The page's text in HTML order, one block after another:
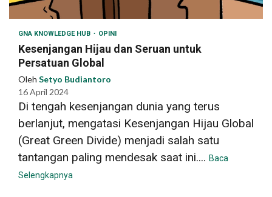
GNA KNOWLEDGE HUB OPINI
Kesenjangan Hijau dan Seruan untuk
Persatuan Global
Oleh Setyo Budiantoro
16 April 2024
Di tengah kesenjangan dunia yang terus
berlanjut, mengatasi Kesenjangan Hijau Global
(Great Green Divide) menjadi salah satu
tantangan paling mendesak saat ini.... Baca
Selengkapnya